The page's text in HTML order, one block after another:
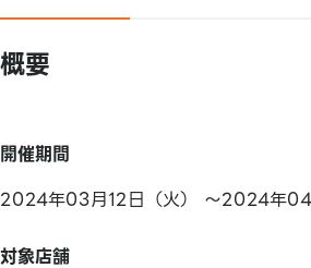
概要
開催期間
2024年03月12日（火） ～2024年04
対象店舗